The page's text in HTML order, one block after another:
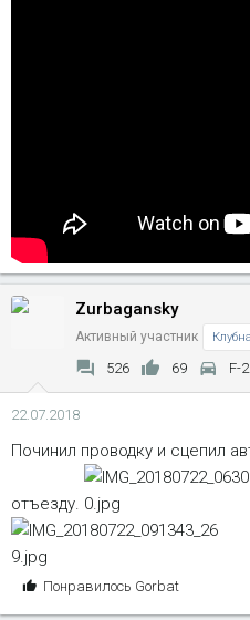
Zurbagansky
Активный участник
526 69 F-
22.07.2018
Починил проводку и сцепил
отъезду.
С
Понравилось Gorbat